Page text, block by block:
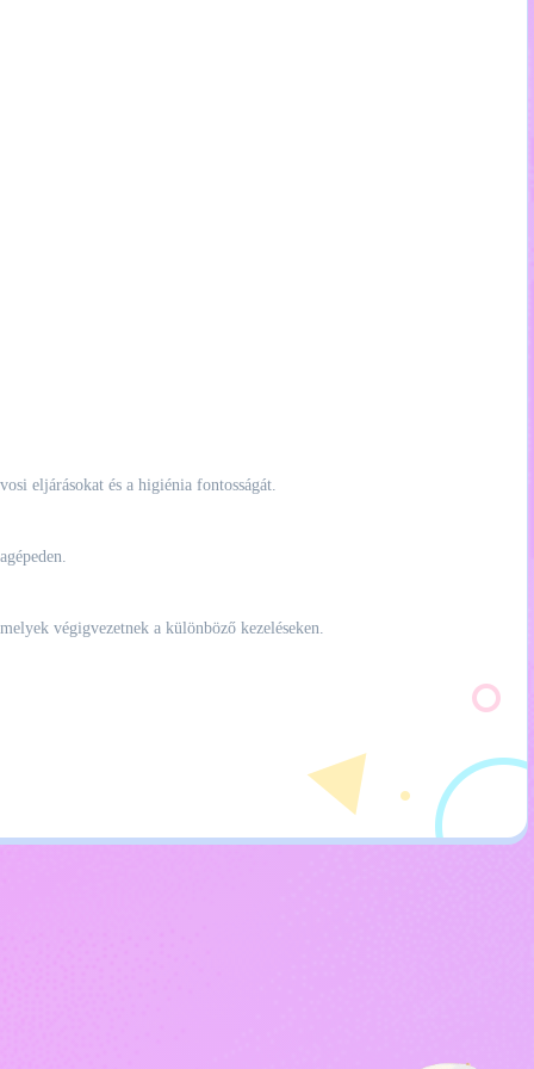
eljárásokat és a higiénia fontosságát.
végigvezetnek a különböző kezeléseken.